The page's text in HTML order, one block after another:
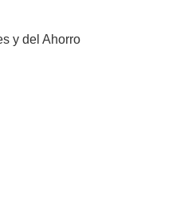
y del Ahorro